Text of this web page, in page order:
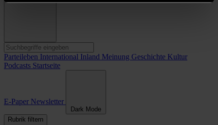
Parteileben International Inland Meinung Geschichte Kultur
Podcasts Startseite
E-Paper Newsletter
Dark Mode
Rubrik filtern